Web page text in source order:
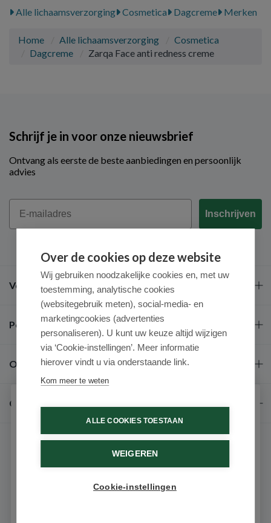
Alle lichaamsverzorging Cosmetica Dagcreme Merken
Home Alle lichaamsverzorging
Cosmetica
Dagcreme
Zarqa Face anti redness creme
Schrijf je in voor onze nieuwsbrief
Ontvang als eerste de beste aanbiedingen en persoonlijk
advies
Email
Inschrijven
Veel gestelde vragen
Populaire merken
Over ons
Contact
9.6 / 10 (531 beoordelingen)
Over de cookies op deze website
Wij gebruiken noodzakelijke cookies en, met uw
toestemming, analytische cookies
(websitegebruik meten), social-media- en
marketingcookies (advertenties
personaliseren). U kunt uw keuze altijd wijzigen
via ‘Cookie-instellingen’. Meer informatie
hierover vindt u via onderstaande link.
Kom meer te weten
ALLE COOKIES TOESTAAN
WEIGEREN
Cookie-instellingen
Schrijf je in voor onze nieuwsbrief
Ontvang als eerste de beste aanbiedingen en persoonlijk
advies